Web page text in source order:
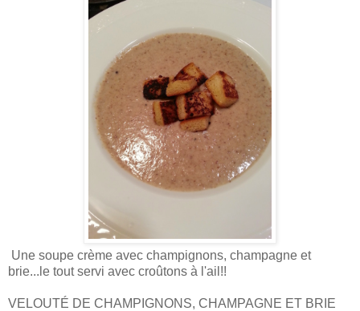
Une soupe crème avec champignons, champagne et
brie...le tout servi avec croûtons à l'ail!!
VELOUTÉ DE CHAMPIGNONS, CHAMPAGNE ET BRIE